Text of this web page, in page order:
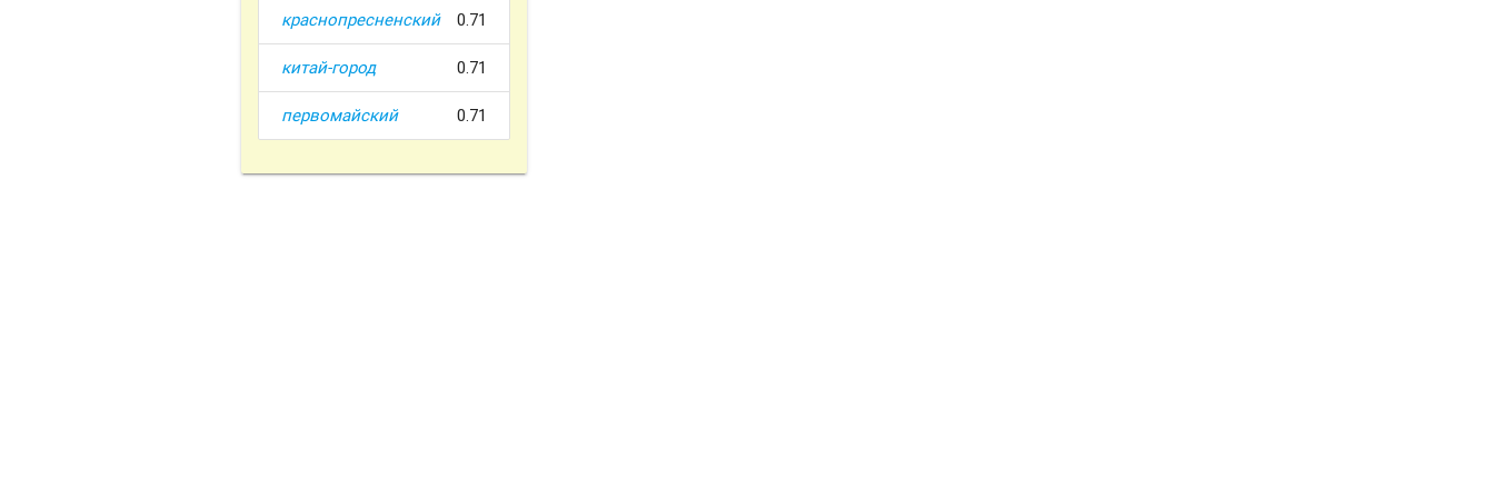
краснопресненский 0.71
китай-город 0.71
первомайский 0.71